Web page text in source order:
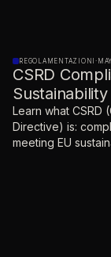
REGOLAMENTAZIONI ·
CSRD
Learn what CSRD
Directive) is:
meeting EU